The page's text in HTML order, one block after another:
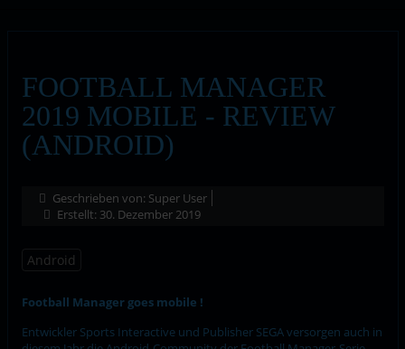
FOOTBALL MANAGER
2019 MOBILE - REVIEW
(ANDROID)
Geschrieben von: Super User
Erstellt: 30. Dezember 2019
Android
Football Manager goes mobile !
Entwickler Sports Interactive und Publisher SEGA versorgen auch in